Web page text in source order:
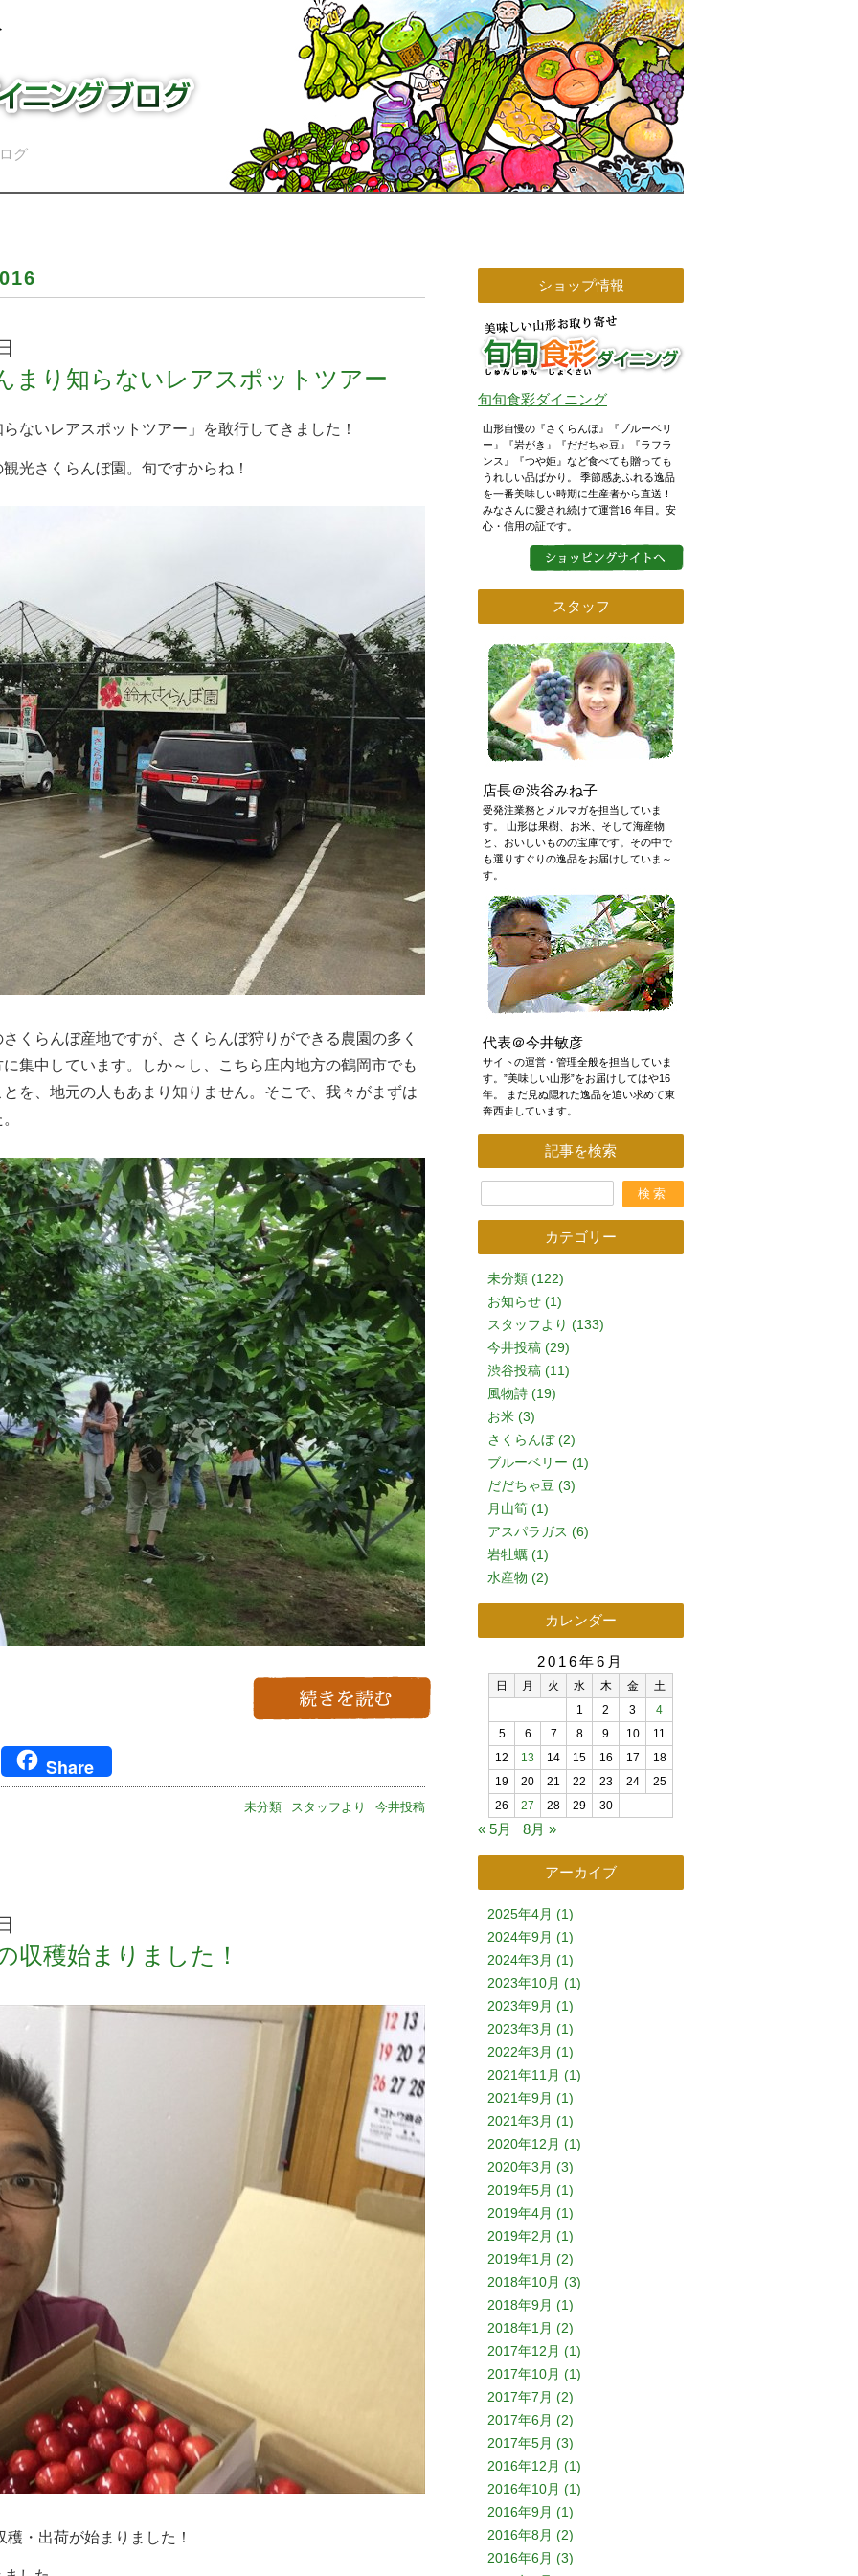
グ
まり知らないレアスポットツアー
ないレアスポットツアー」を敢行してきました！
光さくらんぼ園。旬ですからね！
くらんぼ産地ですが、さくらんぼ狩りができる農園の多く
集中しています。しか～し、こちら庄内地方の鶴岡市でも
を、地元の人もあまり知りません。そこで、我々がまずは
Share
未分類 スタッフより 今井投稿
収穫始まりました！
・出荷が始まりました！
ショップ情報
旬旬食彩ダイニング
山形自慢の『さくらんぼ』『ブルーベリ
ー』『岩がき』『だだちゃ豆』『ラフラ
ンス』『つや姫』など食べても贈っても
うれしい品ばかり。 季節感あふれる逸品
を一番美味しい時期に生産者から直送！
みなさんに愛され続けて運営16 年目。安
心・信用の証です。
スタッフ
店長＠渋谷みね子
受発注業務とメルマガを担当していま
す。 山形は果樹、お米、そして海産物
と、おいしいものの宝庫です。その中で
も選りすぐりの逸品をお届けしていま～
す。
代表＠今井敏彦
サイトの運営・管理全般を担当していま
す。”美味しい山形”をお届けしてはや16
年。 まだ見ぬ隠れた逸品を追い求めて東
奔西走しています。
記事を検索
カテゴリー
未分類 (122)
お知らせ (1)
スタッフより (133)
今井投稿 (29)
渋谷投稿 (11)
風物詩 (19)
お米 (3)
さくらんぼ (2)
ブルーベリー (1)
だだちゃ豆 (3)
月山筍 (1)
アスパラガス (6)
岩牡蠣 (1)
水産物 (2)
カレンダー
2016年6月
日 月 火 水 木 金
土
1
2 3
4
5
6 7 8 9 10
11
12
13 14 15 16 17
18
19
20 21 22 23 24
25
26
27 28 29 30
« 5月 8月 »
アーカイブ
2025年4月 (1)
2024年9月 (1)
2024年3月 (1)
2023年10月 (1)
2023年9月 (1)
2023年3月 (1)
2022年3月 (1)
2021年11月 (1)
2021年9月 (1)
2021年3月 (1)
2020年12月 (1)
2020年3月 (3)
2019年5月 (1)
2019年4月 (1)
2019年2月 (1)
2019年1月 (2)
2018年10月 (3)
2018年9月 (1)
2018年1月 (2)
2017年12月 (1)
2017年10月 (1)
2017年7月 (2)
2017年6月 (2)
2017年5月 (3)
2016年12月 (1)
2016年10月 (1)
2016年9月 (1)
2016年8月 (2)
2016年6月 (3)